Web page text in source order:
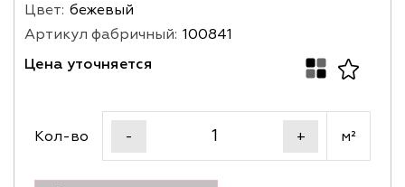
Цвет: бежевый
Артикул фабричный: 100841
Цена уточняется
Кол-во - + м²